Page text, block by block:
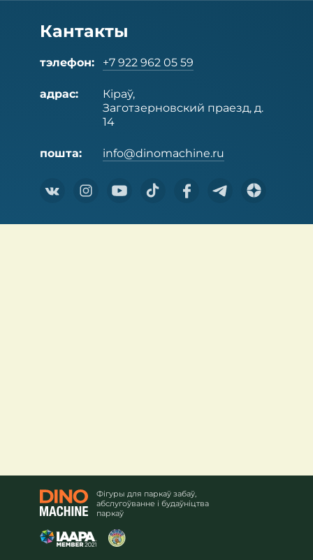
Кантакты
тэлефон: +7 922 962 05 59
адрас:
Кіраў,
Заготзерновский праезд, д.
14
пошта: info@dinomachine.ru
Фігуры для паркаў забаў,
абслугоўванне і будаўніцтва
паркаў